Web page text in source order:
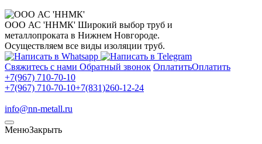
ООО АС 'ННМК' Широкий выбор труб и
металлопроката в Нижнем Новгороде.
Осуществляем все виды изоляции труб.
Свяжитесь с нами Обратный звонок ОплатитьОплатить
+7(967) 710-70-10
+7(967) 710-70-10+7(831)260-12-24
info@nn-metall.ru
МенюЗакрыть